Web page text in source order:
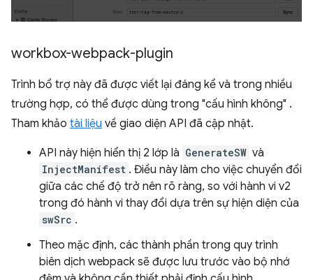
workbox-webpack-plugin
Trình bổ trợ này đã được viết lại đáng kể và trong nhiều
trường hợp, có thể được dùng trong "cấu hình không" .
Tham khảo tài liệu về giao diện API đã cập nhật.
API này hiện hiển thị 2 lớp là GenerateSW và
InjectManifest . Điều này làm cho việc chuyển đổi
giữa các chế độ trở nên rõ ràng, so với hành vi v2
trong đó hành vi thay đổi dựa trên sự hiện diện của
swSrc .
Theo mặc định, các thành phần trong quy trình
biên dịch webpack sẽ được lưu trước vào bộ nhớ